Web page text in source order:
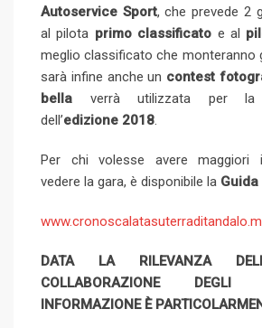
Autoservice Sport, che prevede 2
al pilota primo classificato e al
meglio classificato che monteranno
sarà infine anche un contest
bella verrà utilizzata per la
dell’edizione 2018.
Per chi volesse avere maggiori
vedere la gara, è disponibile la
DATA LA RILEVANZA
COLLABORAZIONE
INFORMAZIONE È